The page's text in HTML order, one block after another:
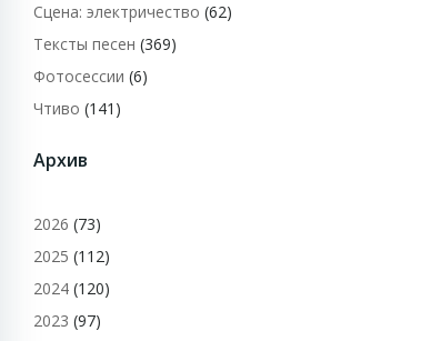
Сцена: электричество (62)
Тексты песен (369)
Фотосессии (6)
Чтиво (141)
Архив
2026 (73)
2025 (112)
2024 (120)
2023 (97)